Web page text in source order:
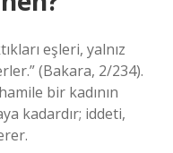
eşleri, yalnız
(Bakara, 2/234).
bir kadının
kadardır; iddeti,